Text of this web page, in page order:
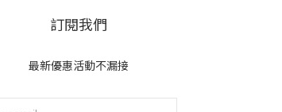
訂閱我們
最新優惠活動不漏接